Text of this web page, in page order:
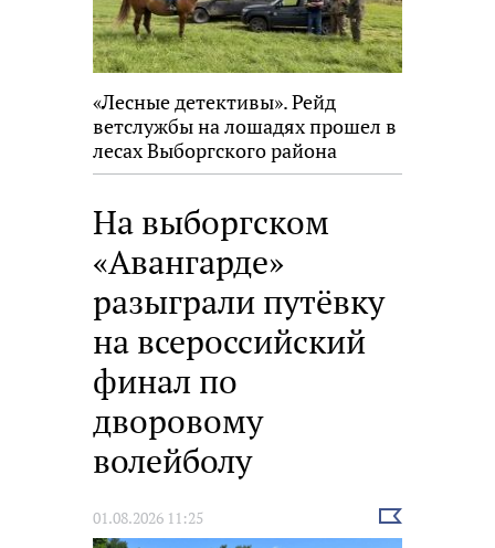
«Лесные детективы». Рейд
ветслужбы на лошадях прошел в
лесах Выборгского района
На выборгском
«Авангарде»
разыграли путёвку
на всероссийский
финал по
дворовому
волейболу
01.08.2026 11:25
Выбрать
новость